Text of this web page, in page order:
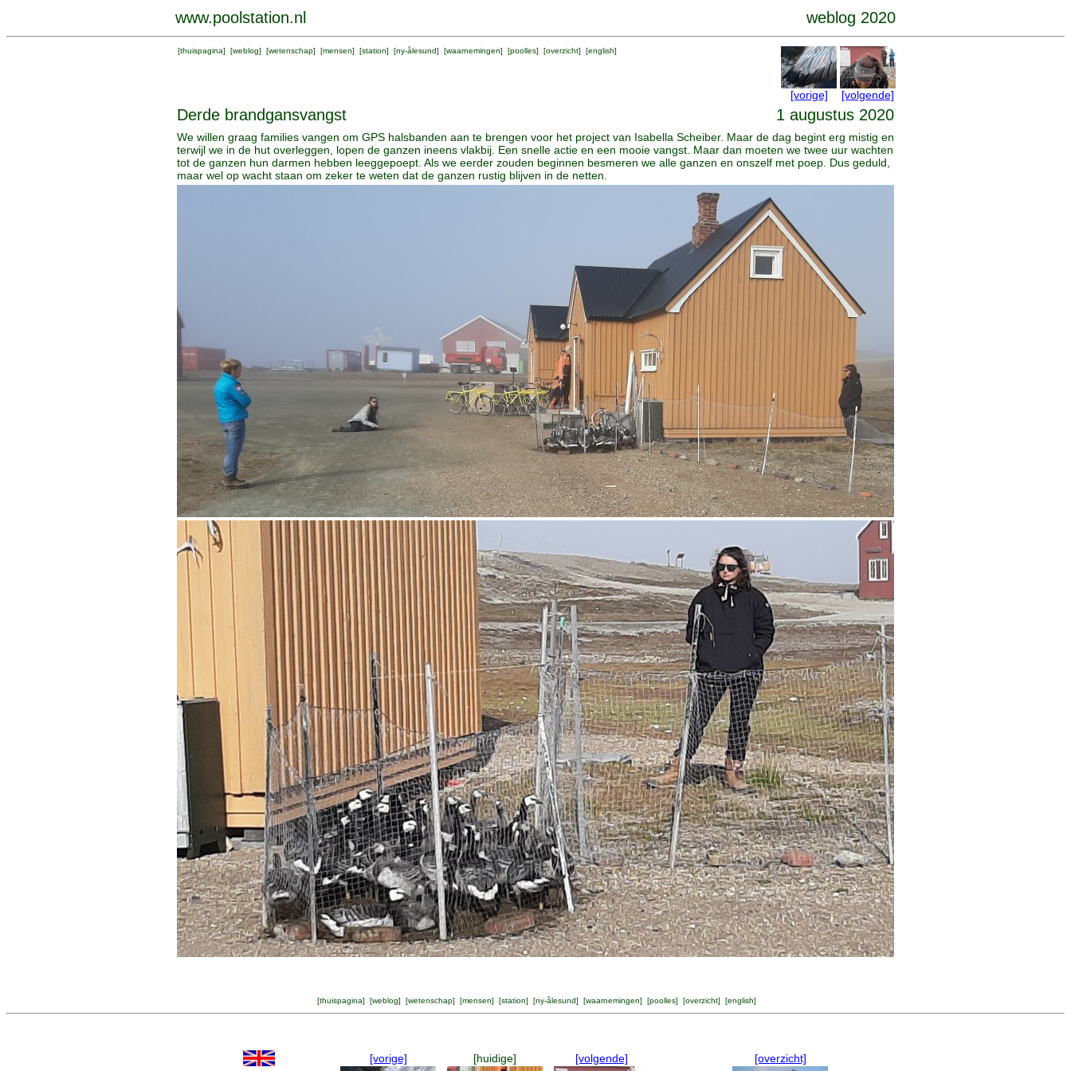
www.poolstation.nl weblog 2020
[thuispagina] [weblog] [wetenschap] [mensen] [station] [ny-ålesund] [waarnemingen] [poolles] [overzicht] [english]
[vorige] [volgende]
Derde brandgansvangst 1 augustus 2020
We willen graag families vangen om GPS halsbanden aan te brengen voor het project van Isabella Scheiber. Maar de dag begint erg mistig en
terwijl we in de hut overleggen, lopen de ganzen ineens vlakbij. Een snelle actie en een mooie vangst. Maar dan moeten we twee uur wachten
tot de ganzen hun darmen hebben leeggepoept. Als we eerder zouden beginnen besmeren we alle ganzen en onszelf met poep. Dus geduld,
maar wel op wacht staan om zeker te weten dat de ganzen rustig blijven in de netten.
[thuispagina] [weblog] [wetenschap] [mensen] [station] [ny-ålesund] [waarnemingen] [poolles] [overzicht] [english]
[vorige] [huidige] [volgende] [overzicht]